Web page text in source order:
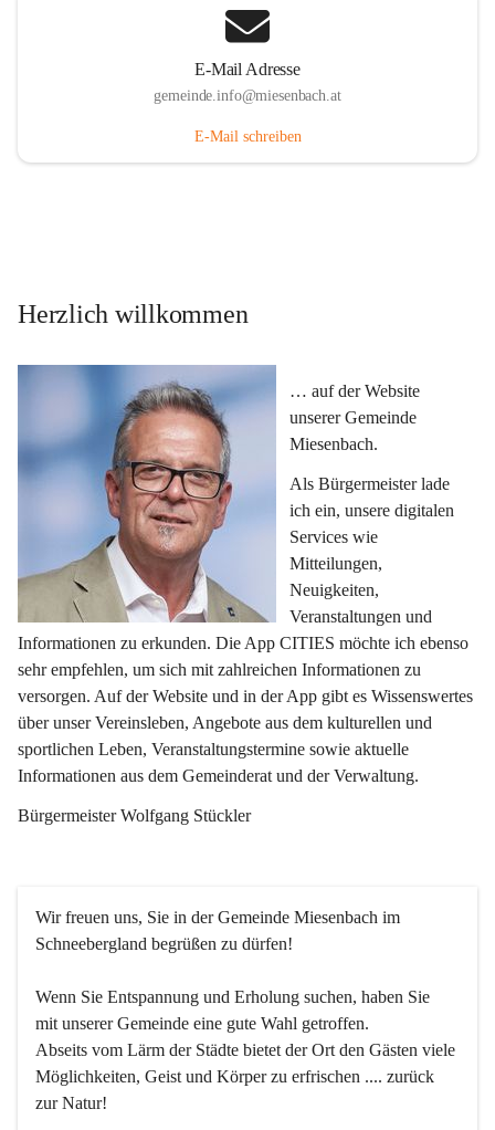
E-Mail Adresse
gemeinde.info@miesenbach.at
E-Mail schreiben
Herzlich willkommen
… auf der Website
unserer Gemeinde
Miesenbach.
Als Bürgermeister lade
ich ein, unsere digitalen
Services wie
Mitteilungen,
Neuigkeiten,
Veranstaltungen und
Informationen zu erkunden. Die App CITIES möchte ich ebenso
sehr empfehlen, um sich mit zahlreichen Informationen zu
versorgen. Auf der Website und in der App gibt es Wissenswertes
über unser Vereinsleben, Angebote aus dem kulturellen und
sportlichen Leben, Veranstaltungstermine sowie aktuelle
Informationen aus dem Gemeinderat und der Verwaltung.
Bürgermeister Wolfgang Stückler
Wir freuen uns, Sie in der Gemeinde Miesenbach im
Schneebergland begrüßen zu dürfen!
Wenn Sie Entspannung und Erholung suchen, haben Sie
mit unserer Gemeinde eine gute Wahl getroffen.
Abseits vom Lärm der Städte bietet der Ort den Gästen viele
Möglichkeiten, Geist und Körper zu erfrischen .... zurück
zur Natur!